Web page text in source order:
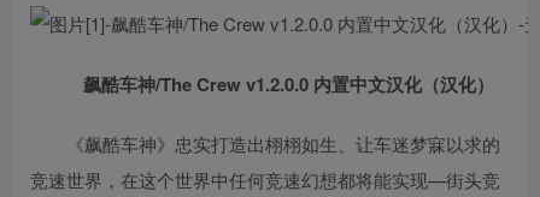
飙酷车神/The Crew v1.2.0.0 内置中文汉化（汉化）
《飙酷车神》忠实打造出栩栩如生、让车迷梦寐以求的
竞速世界，在这个世界中任何竞速幻想都将能实现—街头竞